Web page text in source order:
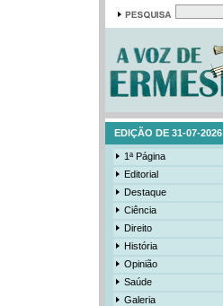
EDIÇÃO DE 31-07-2026
1ª Página
Editorial
Destaque
Ciência
Direito
História
Opinião
Saúde
Galeria